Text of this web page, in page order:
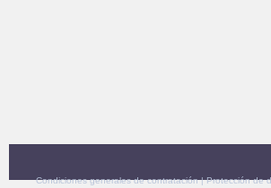
Condiciones generales de contratación|Protección de